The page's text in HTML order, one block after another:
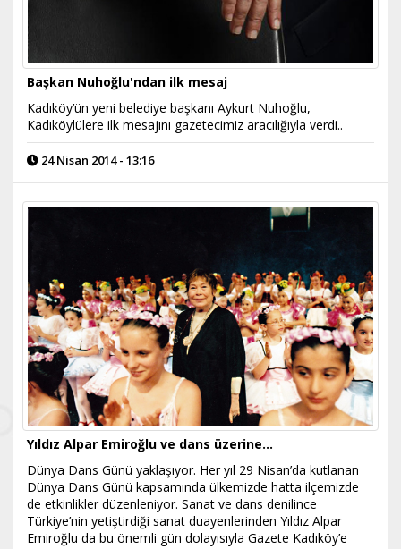
Başkan Nuhoğlu'ndan ilk mesaj
Kadıköy’ün yeni belediye başkanı Aykurt Nuhoğlu,
Kadıköylülere ilk mesajını gazetecimiz aracılığıyla verdi..
24 Nisan 2014 - 13:16
Yıldız Alpar Emiroğlu ve dans üzerine…
Dünya Dans Günü yaklaşıyor. Her yıl 29 Nisan’da kutlanan
Dünya Dans Günü kapsamında ülkemizde hatta ilçemizde
de etkinlikler düzenleniyor. Sanat ve dans denilince
Türkiye’nin yetiştirdiği sanat duayenlerinden Yıldız Alpar
Emiroğlu da bu önemli gün dolayısıyla Gazete Kadıköy’e